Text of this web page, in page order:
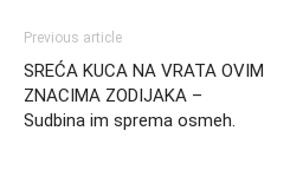
Previous article
SREĆA KUCA NA VRATA OVIM
ZNACIMA ZODIJAKA –
Sudbina im sprema osmeh.